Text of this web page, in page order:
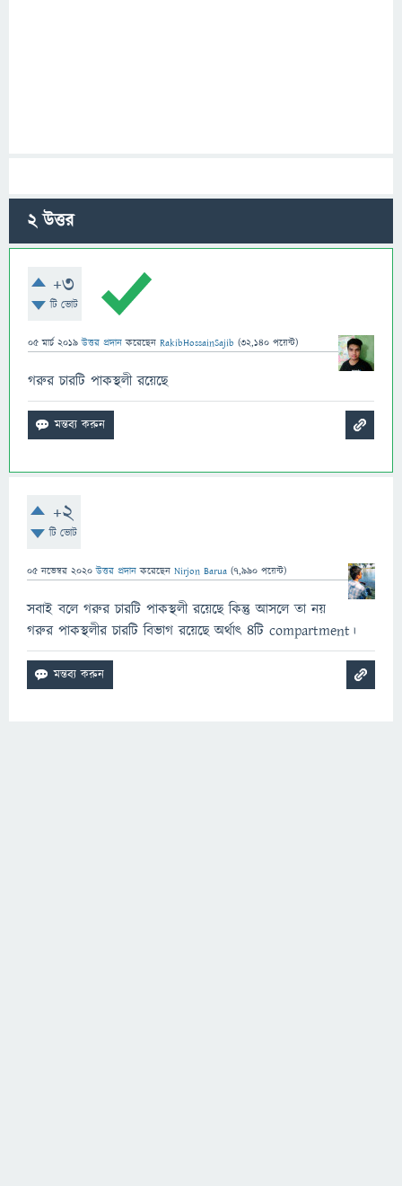
2উত্তর
+3
টি ভোট
05 মার্চ 2019 উত্তর প্রদান করেছেন RakibHossainSajib (32,140 পয়েন্ট)
গরুর চারটি পাকস্থলী রয়েছে
+2
টি ভোট
05 নভেম্বর 2020 উত্তর প্রদান করেছেন Nirjon Barua (7,990 পয়েন্ট)
সবাই বলে গরুর চারটি পাকস্থলী রয়েছে কিন্তু আসলে তা নয়
গরুর পাকস্থলীর চারটি বিভাগ রয়েছে অর্থাৎ ৪টি compartment।